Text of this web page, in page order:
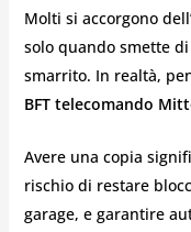
Molti si accorgono
solo quando smette
smarrito. In realtà,
BFT telecomando
Avere una copia
rischio di restare
garage, e garantire